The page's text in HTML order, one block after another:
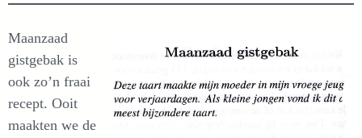
Maanzaad
gistgebak is
ook zo’n fraai
recept. Ooit
maakten we de